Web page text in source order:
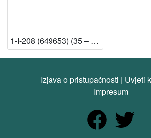
1-I-208 (649653) (35 – Zavod za povijesne i društvene znanosti u Rijeci) [Dostupno]
Izjava o pristupačnosti | Uvjeti
Impresum